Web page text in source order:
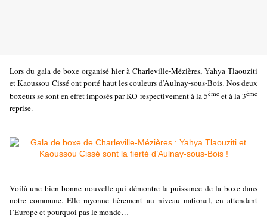
Lors du gala de boxe organisé hier à Charleville-Mézières, Yahya Tlaouziti
et Kaoussou Cissé ont porté haut les couleurs d’Aulnay-sous-Bois. Nos deux
boxeurs se sont en effet imposés par KO respectivement à la 5èmeet à la 3ème
reprise.
Voilà une bien bonne nouvelle qui démontre la puissance de la boxe dans
notre commune. Elle rayonne fièrement au niveau national, en attendant
l’Europe et pourquoi pas le monde…